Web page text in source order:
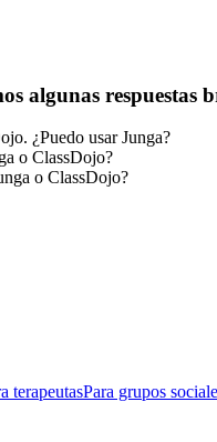
algunas respuestas
¿Puedo usar Junga?
o ClassDojo?
o ClassDojo?
terapeutasPara grupos